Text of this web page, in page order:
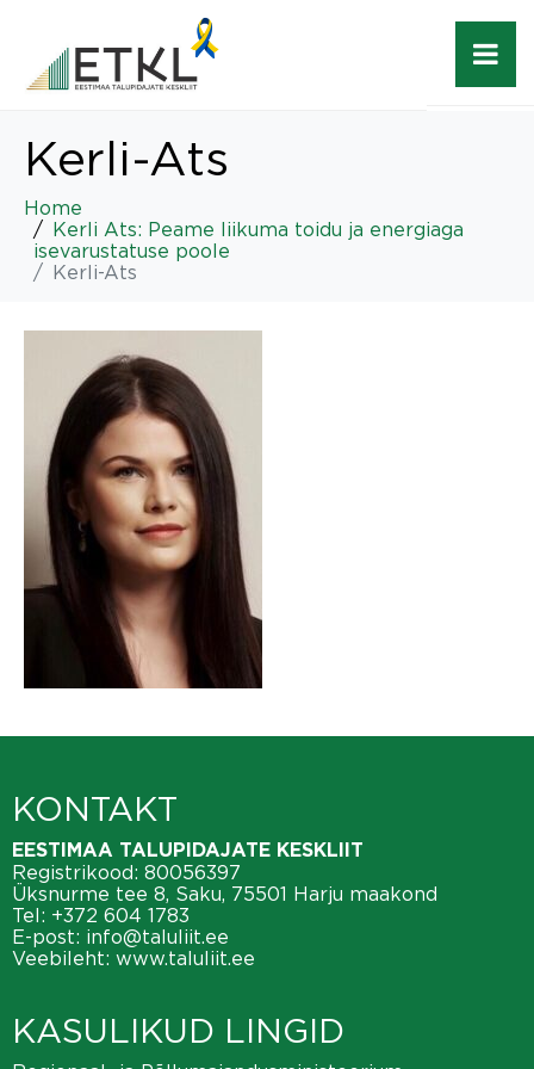
Kerli-Ats
Home
Kerli Ats: Peame liikuma toidu ja energiaga
isevarustatuse poole
Kerli-Ats
KONTAKT
EESTIMAA TALUPIDAJATE KESKLIIT
Registrikood: 80056397
Üksnurme tee 8, Saku, 75501 Harju maakond
Tel: +372 604 1783
E-post: info@taluliit.ee
Veebileht: www.taluliit.ee
KASULIKUD LINGID